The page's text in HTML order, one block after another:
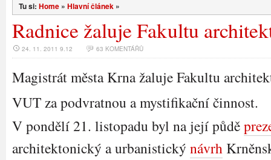
Tu si: Home » Hlavní článek »
Radnice žaluje Fakultu
24. 11. 2011 9.12 63 KOMENTÁŘŮ
Magistrát města Krna žaluje Fakultu
VUT za podvratnou a mystifikační činnost.
V pondělí 21. listopadu byl na její půdě
architektonický a urbanistický návrh